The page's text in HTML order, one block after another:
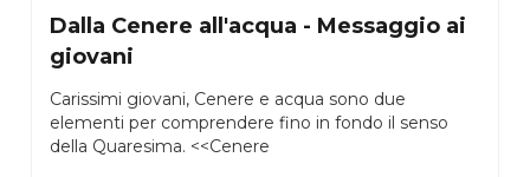
Dalla Cenere all'acqua - Messaggio ai
giovani
Carissimi giovani, Cenere e acqua sono due
elementi per comprendere fino in fondo il senso
della Quaresima. <<Cenere